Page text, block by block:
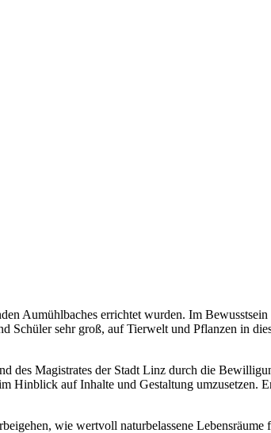
Aumühlbaches errichtet wurden. Im
Schüler sehr groß, auf Tierwelt und Pflanzen in
des Magistrates der Stadt Linz durch die
Hinblick auf Inhalte und Gestaltung umzusetzen.
wie wertvoll naturbelassene Lebensräume